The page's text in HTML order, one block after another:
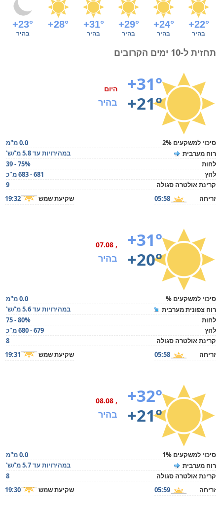
+22°
+24°
+29°
+31°
+28°
+23°
בהיר בהיר בהיר בהיר בהיר
תחזית ל-10 ימים הקרובים
+31°
+21°
היום
בהיר
סיכוי למשקעים 2%
0.0 מ"מ
רוח מערבית
במהירויות עד 5.8 מ'/ש'
לחות
39 - 75%
לחץ
681 - 683 מ"כ
קרינת אולטרה סגולה
9
זריחה
05:58 שקיעת שמש 19:32
+31°
+20°
, 07.08
בהיר
סיכוי למשקעים %
0.0 מ"מ
רוח צפונית מערבית
במהירויות עד 5.6 מ'/ש'
לחות
75 - 80%
לחץ
679 - 680 מ"כ
קרינת אולטרה סגולה
8
זריחה
05:58 שקיעת שמש 19:31
+32°
+21°
, 08.08
בהיר
סיכוי למשקעים 1%
0.0 מ"מ
רוח מערבית
במהירויות עד 5.7 מ'/ש'
קרינת אולטרה סגולה
8
זריחה
05:59 שקיעת שמש 19:30